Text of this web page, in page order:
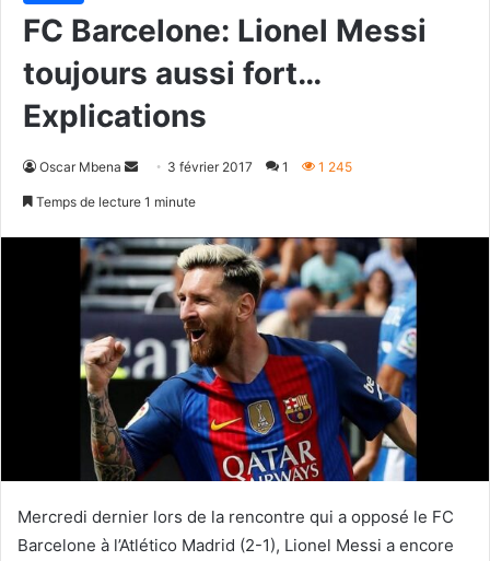
FC Barcelone: Lionel Messi
toujours aussi fort…
Explications
Oscar Mbena
Envoyer3 février 2017 1 1 245
Temps de lecture 1 minute
Mercredi dernier lors de la rencontre qui a opposé le FC
Barcelone à l’Atlético Madrid (2-1), Lionel Messi a encore